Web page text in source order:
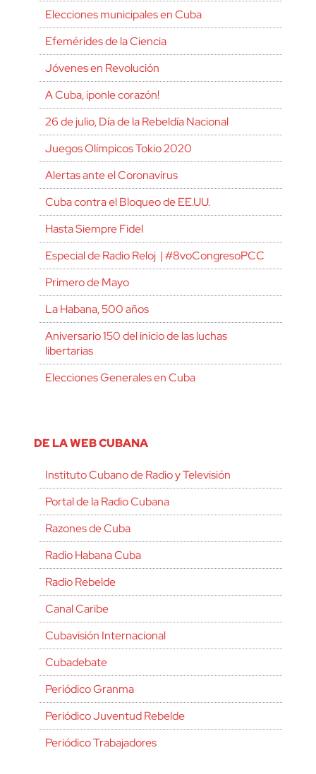
Elecciones municipales en Cuba
Efemérides de la Ciencia
Jóvenes en Revolución
A Cuba, ¡ponle corazón!
26 de julio, Día de la Rebeldía Nacional
Juegos Olímpicos Tokio 2020
Alertas ante el Coronavirus
Cuba contra el Bloqueo de EE.UU.
Hasta Siempre Fidel
Especial de Radio Reloj | #8voCongresoPCC
Primero de Mayo
La Habana, 500 años
Aniversario 150 del inicio de las luchas
libertarias
Elecciones Generales en Cuba
DE LA WEB CUBANA
Instituto Cubano de Radio y Televisión
Portal de la Radio Cubana
Razones de Cuba
Radio Habana Cuba
Radio Rebelde
Canal Caribe
Cubavisión Internacional
Cubadebate
Periódico Granma
Periódico Juventud Rebelde
Periódico Trabajadores